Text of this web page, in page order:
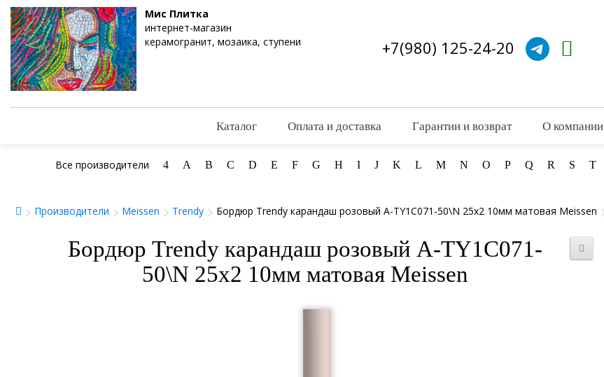
Мис Плитка
интернет-магазин
керамогранит, мозаика, ступени
+7(980) 125-24-20
Каталог Оплата и доставка Гарантии и возврат О компании
Все производители 4 A B C D E F G H I J K L M N O P Q R S T
Производители Meissen Trendy Бордюр Trendy карандаш розовый A-TY1C071-50\N 25x2 10мм матовая Meissen
Бордюр Trendy карандаш розовый A-TY1C071-
50\N 25x2 10мм матовая Meissen